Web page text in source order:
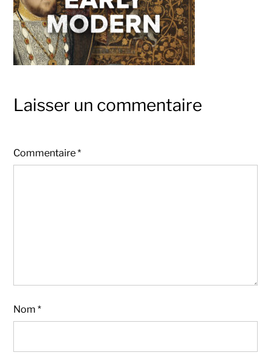
Laisser un commentaire
Commentaire*
Nom*